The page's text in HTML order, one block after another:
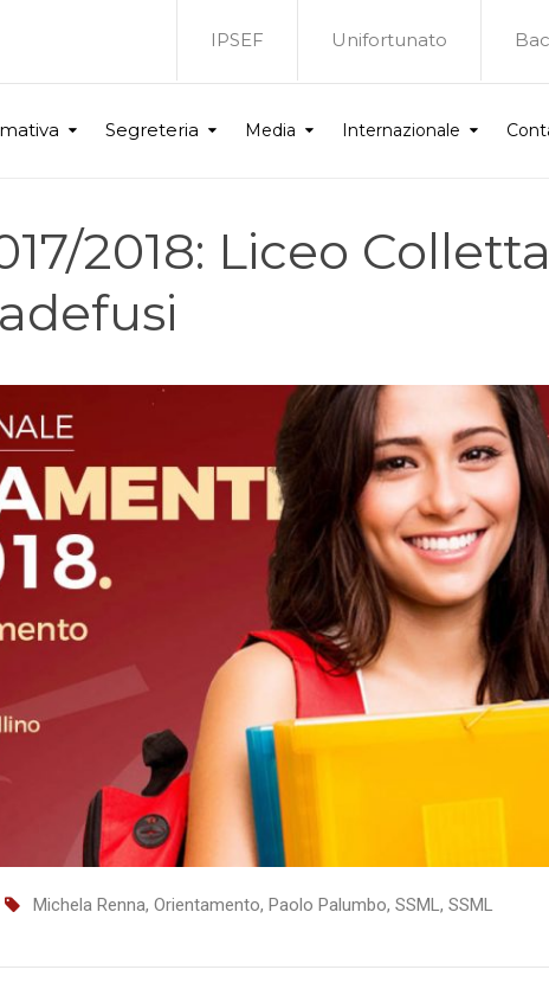
IPSEF Unifortunato
Segreteria Media Internazionale
2018: Liceo Colletta
Michela Renna, Orientamento, Paolo Palumbo, SSML, SSML